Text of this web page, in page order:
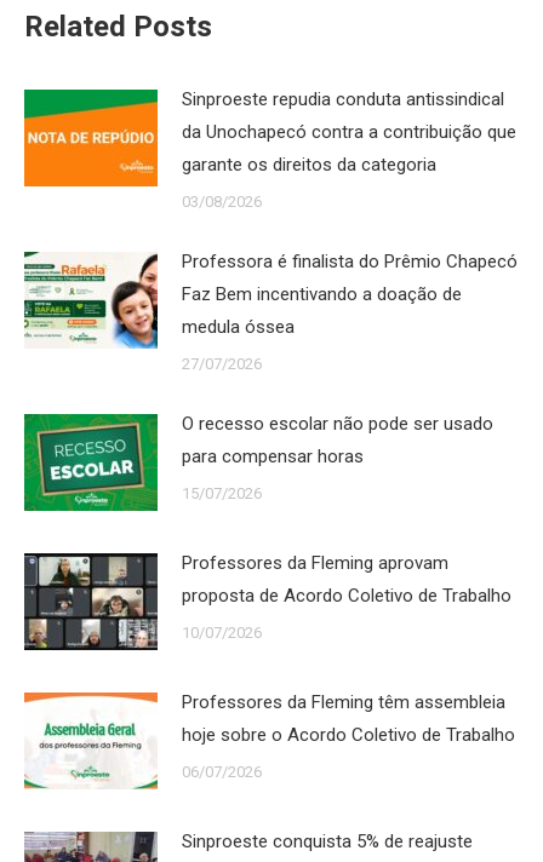
Related Posts
Sinproeste repudia conduta antissindical
da Unochapecó contra a contribuição que
garante os direitos da categoria
03/08/2026
Professora é finalista do Prêmio Chapecó
Faz Bem incentivando a doação de
medula óssea
27/07/2026
O recesso escolar não pode ser usado
para compensar horas
15/07/2026
Professores da Fleming aprovam
proposta de Acordo Coletivo de Trabalho
10/07/2026
Professores da Fleming têm assembleia
hoje sobre o Acordo Coletivo de Trabalho
06/07/2026
Sinproeste conquista 5% de reajuste